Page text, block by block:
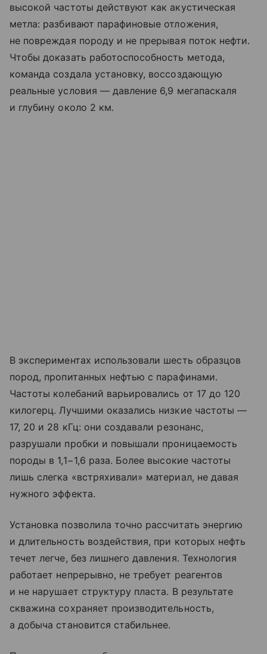
высокой частоты действуют как акустическая
метла: разбивают парафиновые отложения,
не повреждая породу и не прерывая поток нефти.
Чтобы доказать работоспособность метода,
команда создала установку, воссоздающую
реальные условия — давление 6,9 мегапаскаля
и глубину около 2 км.
В экспериментах использовали шесть образцов
пород, пропитанных нефтью с парафинами.
Частоты колебаний варьировались от 17 до 120
килогерц. Лучшими оказались низкие частоты —
17, 20 и 28 кГц: они создавали резонанс,
разрушали пробки и повышали проницаемость
породы в 1,1−1,6 раза. Более высокие частоты
лишь слегка «встряхивали» материал, не давая
нужного эффекта.
Установка позволила точно рассчитать энергию
и длительность воздействия, при которых нефть
течет легче, без лишнего давления. Технология
работает непрерывно, не требует реагентов
и не нарушает структуру пласта. В результате
скважина сохраняет производительность,
а добыча становится стабильнее.